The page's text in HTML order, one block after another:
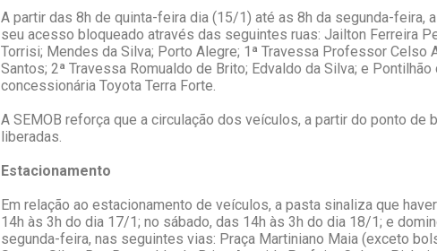
A partir das 8h de quinta-feira dia (15/1) até as 8h da segunda-feira,
seu acesso bloqueado através das seguintes ruas: Jailton Ferreira
Torrisi; Mendes da Silva; Porto Alegre; 1ª Travessa Professor Celso
Santos; 2ª Travessa Romualdo de Brito; Edvaldo da Silva; e
concessionária Toyota Terra Forte.
A SEMOB reforça que a circulação dos veículos, a partir do ponto de
liberadas.
Estacionamento
Em relação ao estacionamento de veículos, a pasta sinaliza que
14h às 3h do dia 17/1; no sábado, das 14h às 3h do dia 18/1; e
segunda-feira, nas seguintes vias: Praça Martiniano Maia (exceto